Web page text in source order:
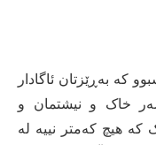
کە بەڕێزتان ئاگادار
خاک و نیشتمان و
کە هیچ کەمتر نییە لە